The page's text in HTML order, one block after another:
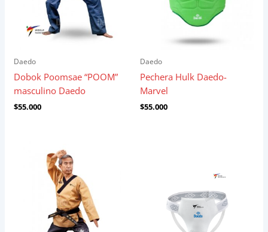
Daedo
Dobok Poomsae “POOM”
masculino Daedo
$55.000
Daedo
Pechera Hulk Daedo-
Marvel
$55.000